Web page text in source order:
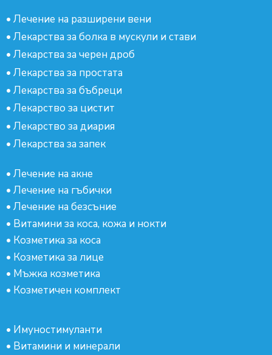
• Лечение на разширени вени
• Лекарства за болка в мускули и стави
• Лекарства за черен дроб
• Лекарства за простата
• Лекарства за бъбреци
• Лекарство за цистит
• Лекарство за диария
• Лекарства за запек
• Лечение на акне
• Лечение на гъбички
• Лечение на безсъние
• Витамини за коса, кожа и нокти
• Козметика за коса
• Козметика за лице
• Мъжка козметика
• Козметичен комплект
• Имуностимуланти
• Витамини и минерали